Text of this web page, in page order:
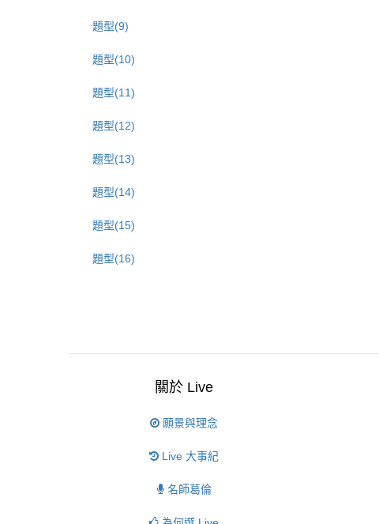
題型(9)
題型(10)
題型(11)
題型(12)
題型(13)
題型(14)
題型(15)
題型(16)
關於 Live
願景與理念
Live 大事紀
名師葛倫